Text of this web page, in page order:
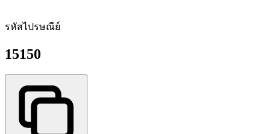
รหัสไปรษณีย์
15150